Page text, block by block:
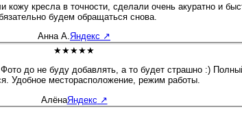
кресла в точности, сделали очень акуратно и
будем обращаться снова.
Анна А. Яндекс ↗
★★★★★
до не буду добавлять, а то будет страшно :)
Удобное месторасположение, режим работы.
АлёнаЯндекс ↗